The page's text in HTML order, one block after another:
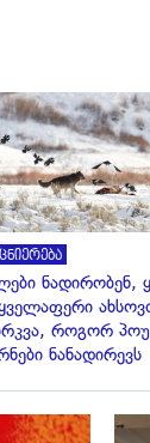
ნადირობენ,
როგორ
ნანადირევს